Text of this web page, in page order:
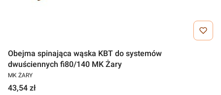
Obejma spinająca wąska KBT do systemów
dwuściennych fi80/140 MK Żary
MK ŻARY
43,54 zł